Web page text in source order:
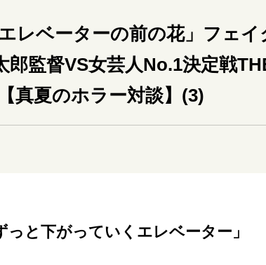
ネー 地域とつながる/お金との付き合い方
レベーターの前の花」フェ
郎監督VS女芸人No.1決定戦
真夏のホラー対談】(3)
と下がっていくエレベーター」